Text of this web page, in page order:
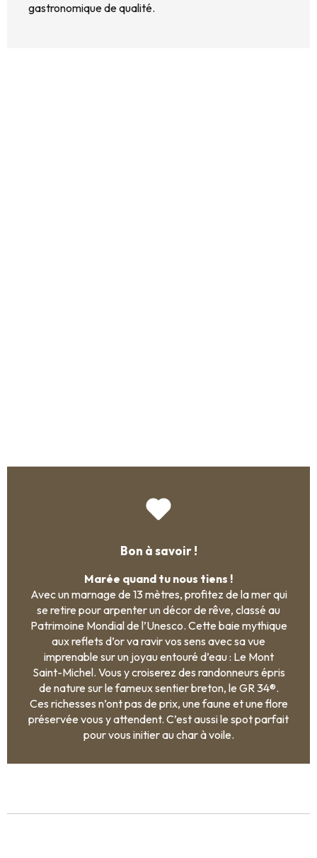
gastronomique de qualité.
Bon à savoir !
Marée quand tu nous tiens !
Avec un marnage de 13 mètres, profitez de la mer qui
se retire pour arpenter un décor de rêve, classé au
Patrimoine Mondial de l’Unesco. Cette baie mythique
aux reflets d’or va ravir vos sens avec sa vue
imprenable sur un joyau entouré d’eau : Le Mont
Saint-Michel. Vous y croiserez des randonneurs épris
de nature sur le fameux sentier breton, le GR 34®.
Ces richesses n’ont pas de prix, une faune et une flore
préservée vous y attendent. C’est aussi le spot parfait
pour vous initier au char à voile.